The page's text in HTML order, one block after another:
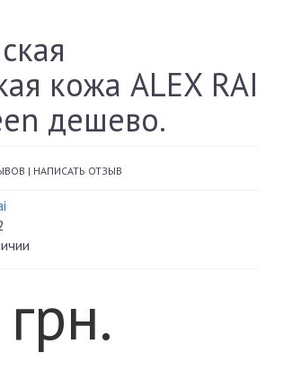
кожа ALEX RAI
дешево.
| НАПИСАТЬ ОТЗЫВ